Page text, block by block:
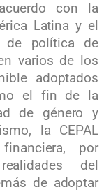
con la
Latina y el
de política de
varios de los
adoptados
el fin de la
de género y
la CEPAL
por
del
de adoptar